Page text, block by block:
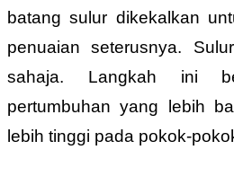
batang sulur dikekalkan
penuaian seterusnya.
sahaja. Langkah ini
pertumbuhan yang lebih
lebih tinggi pada pokok-